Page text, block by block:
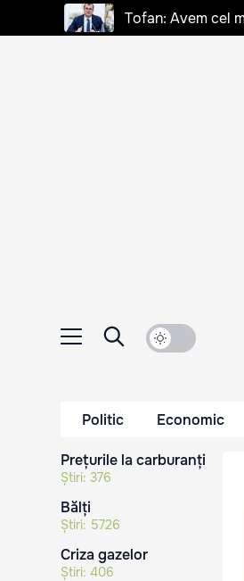
Tofan: Avem cel
Politic Economic
Prețurile la carburanți
Știri: 376
Bălți
Știri: 5726
Criza gazelor
Știri: 406